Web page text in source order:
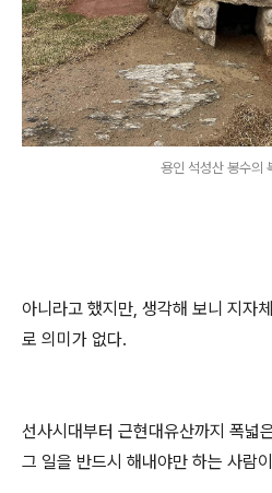
용인 석성산 봉수의
아니라고 했지만, 생각해 보니 지자
로 의미가 없다.
선사시대부터 근현대유산까지 폭넓
그 일을 반드시 해내야만 하는 사람